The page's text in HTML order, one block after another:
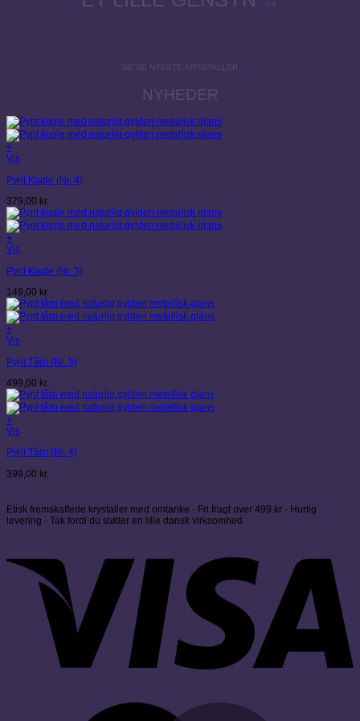
SE DE NYESTE KRYSTALLER
NYHEDER
+
Vis
Pyrit Kugle (Nr. 4)
379,00 kr.
+
Vis
Pyrit Kugle (Nr. 3)
149,00 kr.
+
Vis
Pyrit Tårn (Nr. 5)
499,00 kr.
+
Vis
Pyrit Tårn (Nr. 4)
399,00 kr.
Etisk fremskaffede krystaller med omtanke · Fri fragt over 499 kr · Hurtig
levering · Tak fordi du støtter en lille dansk virksomhed